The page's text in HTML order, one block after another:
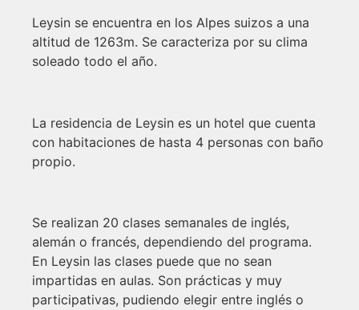
Leysin se encuentra en los Alpes suizos a una
altitud de 1263m. Se caracteriza por su clima
soleado todo el año.
La residencia de Leysin es un hotel que cuenta
con habitaciones de hasta 4 personas con baño
propio.
Se realizan 20 clases semanales de inglés,
alemán o francés, dependiendo del programa.
En Leysin las clases puede que no sean
impartidas en aulas. Son prácticas y muy
participativas, pudiendo elegir entre inglés o